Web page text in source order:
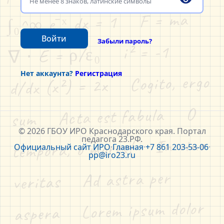
∫₀^∞ e⁻ˣ dx = 1    F = ma
∇ ⋅ E = ρ/ε₀    i² = -1
d/dx (x²) = 2x    Cogito, ergo
sum    Acta est fabula    O
tempora, o mores!    In vino
veritas    Ad astra per
aspera    Lorem ipsum dolor
Войти Забыли пароль?
Нет аккаунта? Регистрация
© 2026 ГБОУ ИРО Краснодарского края. Портал
педагога 23.РФ.
Официальный сайт ИРО·Главная·+7 861 203-53-06·
pp@iro23.ru